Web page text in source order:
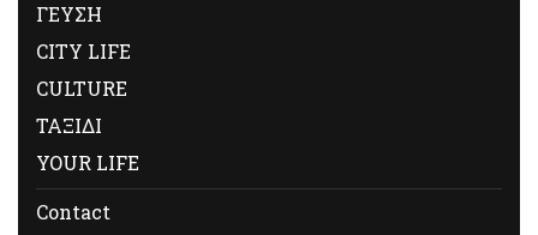
ΓΕΥΣΗ
CITY LIFE
CULTURE
ΤΑΞΙΔΙ
YOUR LIFE
Contact